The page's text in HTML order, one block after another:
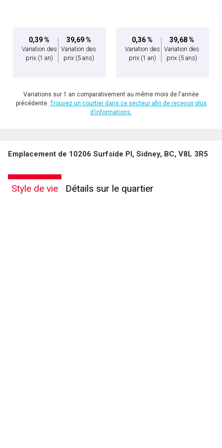
0,39 %
Variation des
prix (1 an)
39,69 %
Variation des
prix (5 ans)
0,36 %
Variation des
prix (1 an)
39,68 %
Variation des
prix (5 ans)
Variations sur 1 an comparativement au même mois de l'année
précédente. Trouvez un courtier dans ce secteur afin de recevoir plus
d'informations.
Emplacement de 10206 Surfside Pl, Sidney, BC, V8L 3R5
Style de vie Détails sur le quartier